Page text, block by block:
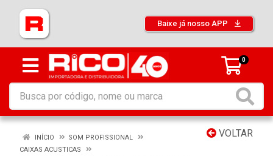
Baixe já nosso APP
0
VOLTAR
INÍCIO
SOM PROFISSIONAL
CAIXAS ACUSTICAS